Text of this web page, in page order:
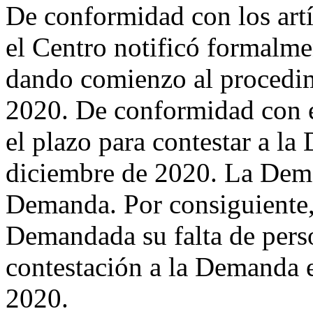
De conformidad con los
el Centro notificó
dando comienzo al
2020. De conformidad con
el plazo para contestar a la
diciembre de 2020. La
Demanda. Por
Demandada su falta de
contestación a la
2020.